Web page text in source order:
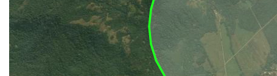
Municipais
Hidrografia
1:1.000.000
(ANA)